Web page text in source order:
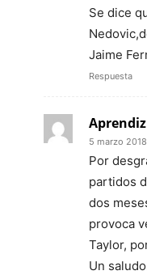
Se dice
Jaime
Respuesta
5 marzo
Por
partidos
dos
provoca
Taylor,
Un